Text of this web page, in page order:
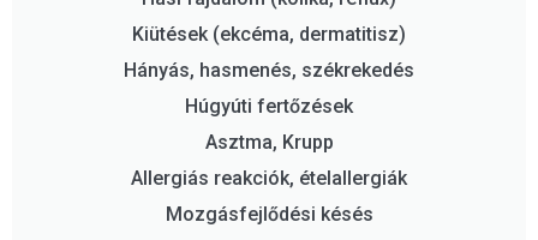
Kiütések (ekcéma, dermatitisz)
Hányás, hasmenés, székrekedés
Húgyúti fertőzések
Asztma, Krupp
Allergiás reakciók, ételallergiák
Mozgásfejlődési késés